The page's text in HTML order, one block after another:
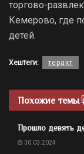
торгово-
Кемерово, где
детей.
Хештеги: теракт
Похожие темы
Прошло девять
30.03.2024